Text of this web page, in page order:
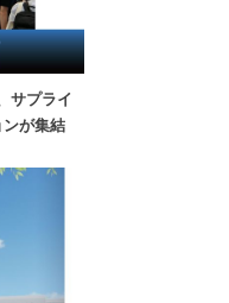
サプライ
が集結